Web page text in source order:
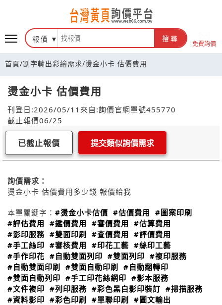
報價 搜尋
免費詢價
首頁/割字輸出彩繪需求/燙金小卡 估價費用
燙金小卡 估價費用
刊登日:2026/05/11 來自:詢價官網單號455770
截止報價06/25
已截止報價 提交類似詢價需求
詢價需求：
燙金小卡 估價費用多少錢 報價給我
本單關鍵字： #燙金小卡估價 #估價費用 #圖案印刷
#評估費用 #鑑價費用 #審價費用 #估算費用
#影印服務 #雙面印刷 #查價費用 #評價費用
#手工絲印 #審核費用 #印花工藝 #絲印工藝
#手作印花 #自動雙面列印 #雙面列印 #複印服務
#自動雙面印刷
#雙面自動印刷
#自動翻轉印
#雙面自動列印 #手工印花絲網印 #影本服務
#文件複印 #列印服務 #彩色黑白影印裝訂 #掃描服務
#資料影印 #彩色印刷 #單聯印刷
#圖文輸出